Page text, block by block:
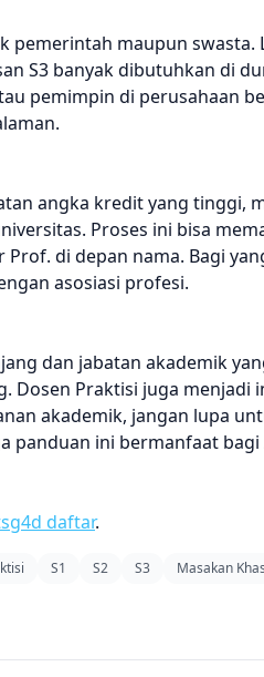
maupun swasta.
S3 banyak dibutuhkan di
pemimpin di perusahaan
angka kredit yang tinggi,
Proses ini bisa
di depan nama. Bagi
asosiasi profesi.
dan jabatan akademik
Dosen Praktisi juga menjadi
akademik, jangan lupa
panduan ini bermanfaat
daftar.
S1 S2 S3 Masakan